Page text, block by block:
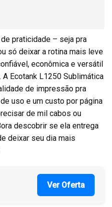
praticidade – seja pra
só deixar a rotina mais leve
econômica e versátil
Ecotank L1250 Sublimática
de impressão pra
uso e um custo por página
de mil cabos ou
descobrir se ela entrega
deixar seu dia mais
Ver Oferta